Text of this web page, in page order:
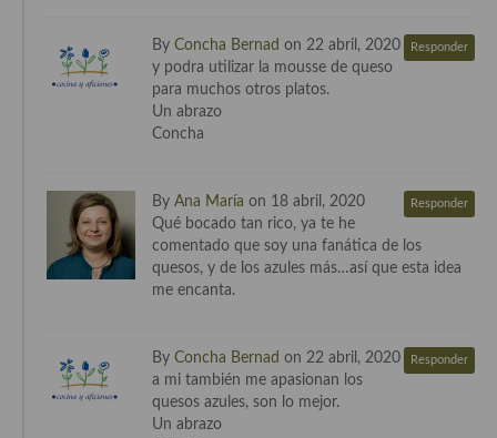
By Concha Bernad on 22 abril, 2020 Responder
y podra utilizar la mousse de queso
para muchos otros platos.
Un abrazo
Concha
By Ana María on 18 abril, 2020 Responder
Qué bocado tan rico, ya te he
comentado que soy una fanática de los
quesos, y de los azules más…así que esta idea
me encanta.
By Concha Bernad on 22 abril, 2020 Responder
a mi también me apasionan los
quesos azules, son lo mejor.
Un abrazo